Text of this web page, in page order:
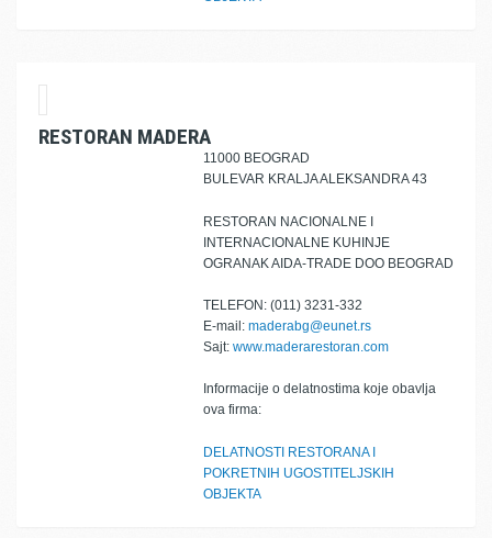
RESTORAN MADERA
11000 BEOGRAD
BULEVAR KRALJA ALEKSANDRA 43
RESTORAN NACIONALNE I
INTERNACIONALNE KUHINJE
OGRANAK AIDA-TRADE DOO BEOGRAD
TELEFON: (011) 3231-332
E-mail: maderabg@eunet.rs
Sajt: www.maderarestoran.com
Informacije o delatnostima koje obavlja
ova firma:
DELATNOSTI RESTORANA I
POKRETNIH UGOSTITELJSKIH
OBJEKTA